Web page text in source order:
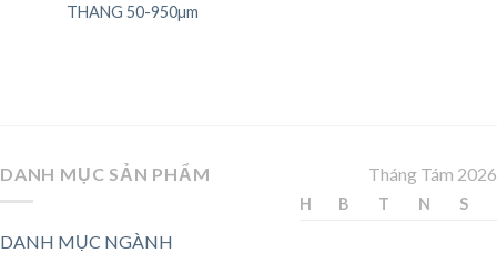
THANG 50-950µm
DANH MỤC SẢN PHẨM
DANH MỤC NGÀNH
Tháng Tám 2026
H B T N S